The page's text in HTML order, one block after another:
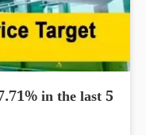
in the last 5